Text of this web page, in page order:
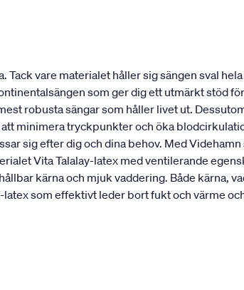
vare materialet håller sig sängen sval
som ger dig ett utmärkt stöd
robusta sängar som håller livet ut.
minimera tryckpunkter och öka
sig efter dig och dina behov. Med Videhamn
Vita Talalay-latex med ventilerande
kärna och mjuk vaddering. Både kärna,
som effektivt leder bort fukt och värme